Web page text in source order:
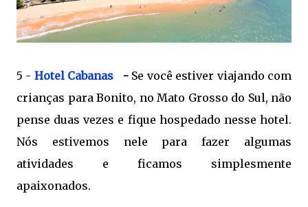
5 - Hotel Cabanas - Se você estiver viajando com
crianças para Bonito, no Mato Grosso do Sul, não
pense duas vezes e fique hospedado nesse hotel.
Nós estivemos nele para fazer algumas
atividades e ficamos simplesmente
apaixonados.